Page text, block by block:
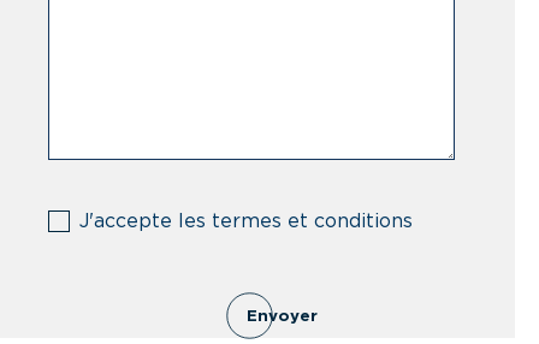
(Nécessaire)
J'accepte les termes et conditions
Envoyer